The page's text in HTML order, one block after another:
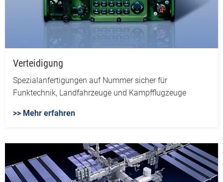
Verteidigung
Spezialanfertigungen auf Nummer sicher für
Funktechnik, Landfahrzeuge und Kampfflugzeuge
>> Mehr erfahren